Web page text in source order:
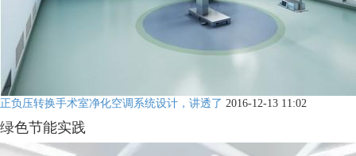
正负压转换手术室净化空调系统设计，讲透了 2016-12-13 11:02
绿色节能实践